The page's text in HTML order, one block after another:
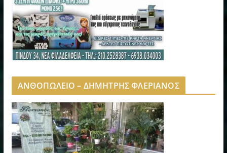
ΑΝΘΟΠΩΛΕΙΟ – ΔΗΜΗΤΡΗΣ ΦΛΕΡΙΑΝΟΣ